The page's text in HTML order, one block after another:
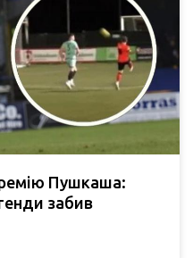
Пушкаша:
забив